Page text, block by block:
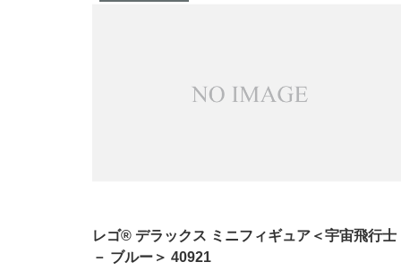
レゴ® デラックス ミニフィギュア＜宇宙飛行士
－ ブルー＞ 40921